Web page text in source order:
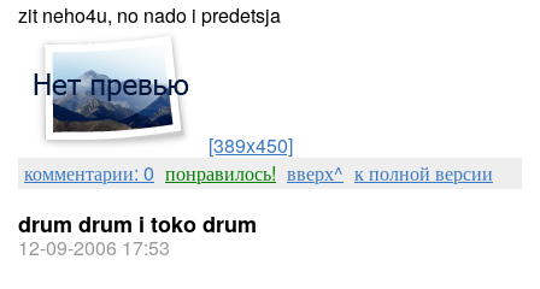
zit neho4u, no nado i predetsja
[389x450]
комментарии: 0 понравилось! вверх^ к полной версии
drum drum i toko drum
12-09-2006 17:53